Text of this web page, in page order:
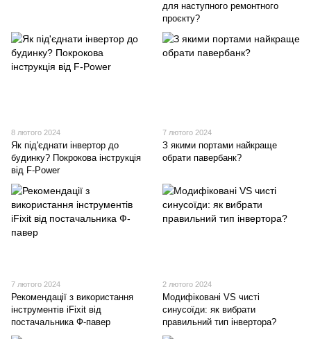
для наступного ремонтного
проєкту?
8 лютого 2024
Як під'єднати інвертор до
будинку? Покрокова інструкція
від F-Power
7 лютого 2024
З якими портами найкраще
обрати павербанк?
7 лютого 2024
Рекомендації з використання
інструментів iFixit від
постачальника Ф-павер
2 лютого 2024
Модифіковані VS чисті
синусоїди: як вибрати
правильний тип інвертора?